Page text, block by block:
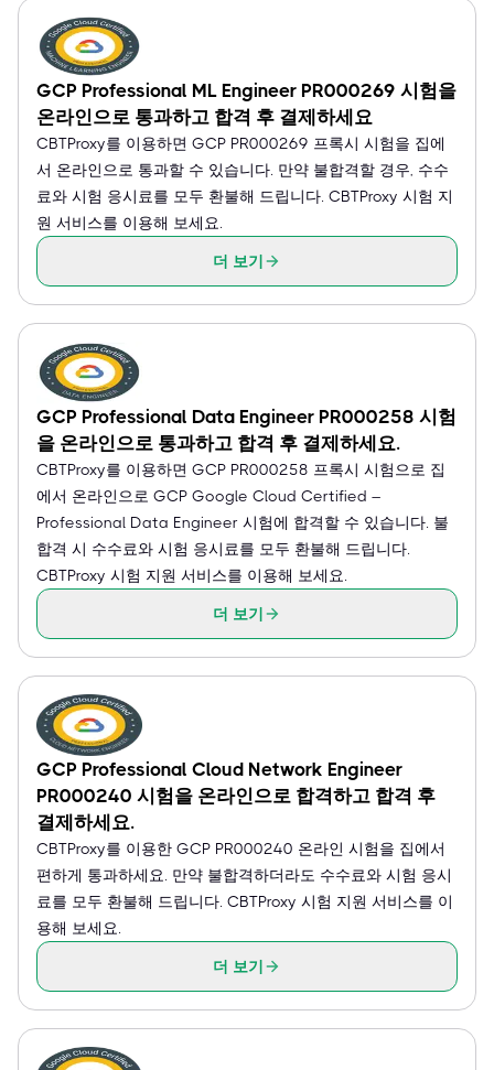
GCP Professional ML Engineer PR000269 시험을
온라인으로 통과하고 합격 후 결제하세요
CBTProxy를 이용하면 GCP PR000269 프록시 시험을 집에
서 온라인으로 통과할 수 있습니다. 만약 불합격할 경우, 수수
료와 시험 응시료를 모두 환불해 드립니다. CBTProxy 시험 지
원 서비스를 이용해 보세요.
더 보기
GCP Professional Data Engineer PR000258 시험
을 온라인으로 통과하고 합격 후 결제하세요.
CBTProxy를 이용하면 GCP PR000258 프록시 시험으로 집
에서 온라인으로 GCP Google Cloud Certified –
Professional Data Engineer 시험에 합격할 수 있습니다. 불
합격 시 수수료와 시험 응시료를 모두 환불해 드립니다.
CBTProxy 시험 지원 서비스를 이용해 보세요.
더 보기
GCP Professional Cloud Network Engineer
PR000240 시험을 온라인으로 합격하고 합격 후
결제하세요.
CBTProxy를 이용한 GCP PR000240 온라인 시험을 집에서
편하게 통과하세요. 만약 불합격하더라도 수수료와 시험 응시
료를 모두 환불해 드립니다. CBTProxy 시험 지원 서비스를 이
용해 보세요.
더 보기